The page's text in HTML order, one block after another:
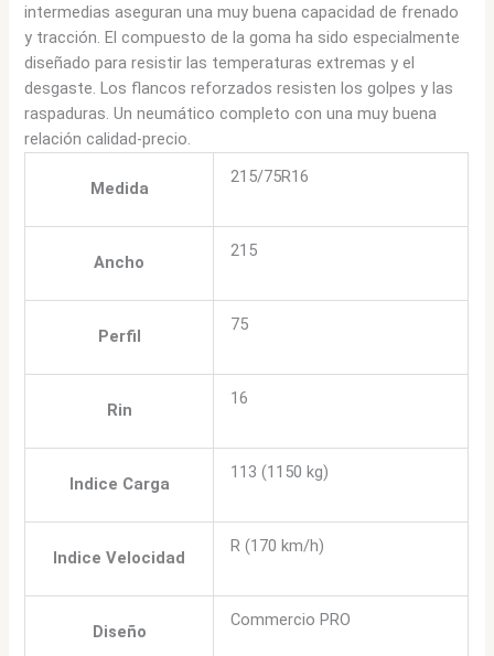
intermedias aseguran una muy buena capacidad de frenado
y tracción. El compuesto de la goma ha sido especialmente
diseñado para resistir las temperaturas extremas y el
desgaste. Los flancos reforzados resisten los golpes y las
raspaduras. Un neumático completo con una muy buena
relación calidad-precio.
Medida
215/75R16
Ancho
215
Perfil
75
Rin
16
Indice Carga
113 (1150 kg)
Indice Velocidad
R (170 km/h)
Diseño
Commercio PRO